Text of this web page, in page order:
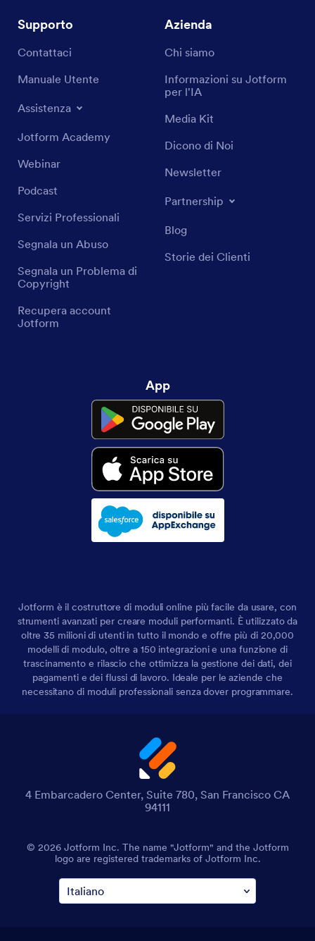
Supporto
Contattaci
Manuale Utente
Assistenza
Jotform Academy
Webinar
Podcast
Servizi Professionali
Segnala un Abuso
Segnala un Problema di
Copyright
Recupera account
Jotform
Azienda
Chi siamo
Informazioni su Jotform
per l'IA
Media Kit
Dicono di Noi
Newsletter
Partnership
Blog
Storie dei Clienti
App
Jotform è il costruttore di moduli online più facile da usare, con
strumenti avanzati per creare moduli performanti. È utilizzato da
oltre 35 milioni di utenti in tutto il mondo e offre più di 20,000
modelli di modulo, oltre a 150 integrazioni e una funzione di
trascinamento e rilascio che ottimizza la gestione dei dati, dei
pagamenti e dei flussi di lavoro. Ideale per le aziende che
necessitano di moduli professionali senza dover programmare.
4 Embarcadero Center, Suite 780, San Francisco CA
94111
© 2026 Jotform Inc. The name "Jotform" and the Jotform
logo are registered trademarks of Jotform Inc.